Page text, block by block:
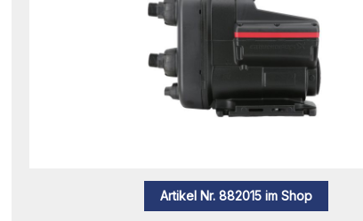
Artikel Nr. 882015 im Shop